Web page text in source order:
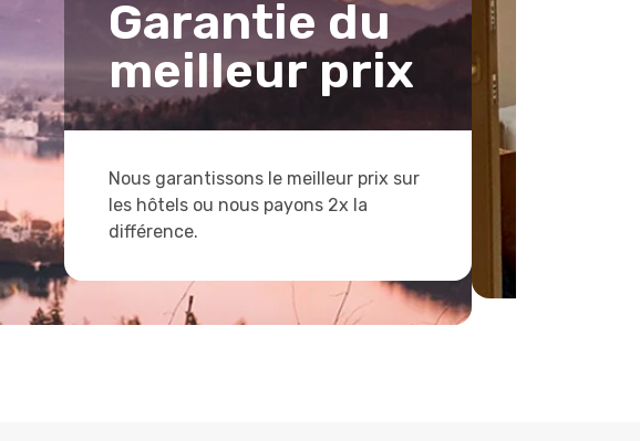
Garantie du
meilleur prix
Nous garantissons le meilleur prix sur
les hôtels ou nous payons 2x la
différence.